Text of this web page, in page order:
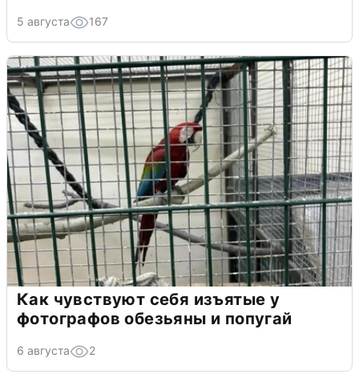
5 августа 167
Как чувствуют себя изъятые у
фотографов обезьяны и попугай
6 августа 2